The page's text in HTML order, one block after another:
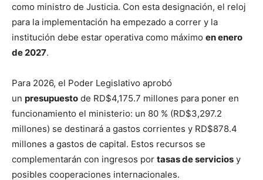
como ministro de Justicia. Con esta designación, el reloj
para la implementación ha empezado a correr y la
institución debe estar operativa como máximo en enero
de 2027.
Para 2026, el Poder Legislativo aprobó
un presupuesto de RD$4,175.7 millones para poner en
funcionamiento el ministerio: un 80 % (RD$3,297.2
millones) se destinará a gastos corrientes y RD$878.4
millones a gastos de capital. Estos recursos se
complementarán con ingresos por tasas de servicios y
posibles cooperaciones internacionales.